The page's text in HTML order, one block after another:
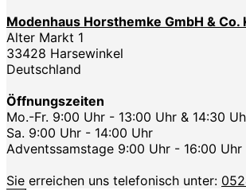
Modenhaus Horsthemke GmbH & Co.
Alter Markt 1
33428 Harsewinkel
Deutschland
Öffnungszeiten
Mo.-Fr. 9:00 Uhr - 13:00 Uhr & 14:30
Sa. 9:00 Uhr - 14:00 Uhr
Adventssamstage 9:00 Uhr - 16:00 Uhr
Sie erreichen uns telefonisch unter: